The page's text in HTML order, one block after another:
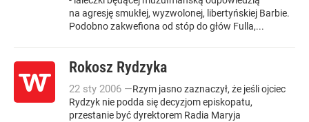
na agresję smukłej, wyzwolonej, libertyńskiej Barbie.
Podobno zakwefiona od stóp do głów Fulla,...
Rokosz Rydzyka
22 sty 2006 —Rzym jasno zaznaczył, że jeśli ojciec
Rydzyk nie podda się decyzjom episkopatu,
przestanie być dyrektorem Radia Maryja